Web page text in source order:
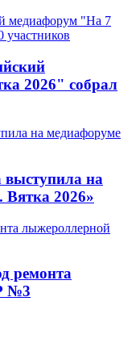
2026" собрал
на
Вятка 2026»
ремонта
№3